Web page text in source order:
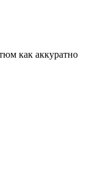
как аккуратно